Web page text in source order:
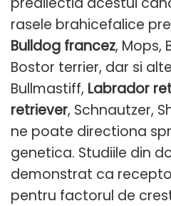
rasele brahicefalice
Bulldog francez, Mops,
Bostor terrier, dar si
Bullmastiff, Labrador
retriever, Schnautzer,
ne poate directiona
genetica. Studiile din
demonstrat ca
pentru factorul de